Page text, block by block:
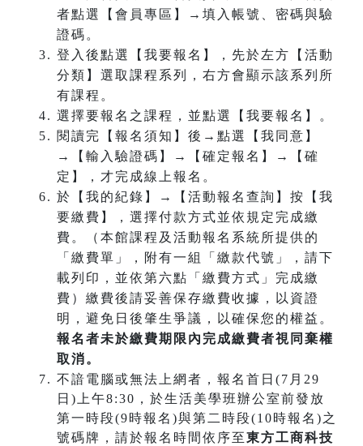
者點選【會員專區】→填入帳號、密碼與驗
證碼。
登入後點選【我要報名】，先於左方【活動
分類】選取課程系列，右方會顯示該系列所
有課程。
選擇要報名之課程，並點選【我要報名】。
閱讀完【報名須知】後→點選【我同意】
→【輸入驗證碼】→【確定報名】→【確
定】，才完成線上報名。
於【我的紀錄】→【活動報名查詢】按【我
要繳費】，選擇付款方式並依規定完成繳
費。（本館課程及活動報名系統所提供的
「繳費單」，附有一組「繳款代號」，請下
載列印，並依第六點「繳費方式」完成繳
費）繳費後請妥善保存繳費收據，以資證
明，避免日後肇生爭議，以確保您的權益。
報名者未於繳費期限內完成繳費者視同棄權
取消。
不諳電腦或無法上網者，報名首日(7月29
日)上午8:30，於生活美學班辦公室前發放
第一時段(9時報名)與第二時段(10時報名)之
號碼牌，請於報名時間依序至東方工商科技